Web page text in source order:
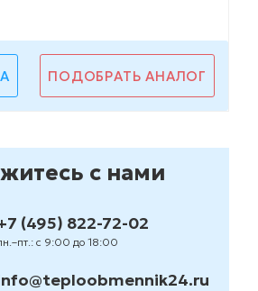
ПОДОБРАТЬ АНАЛОГ
с нами
(495) 822-72-02
с 9:00 до 18:00